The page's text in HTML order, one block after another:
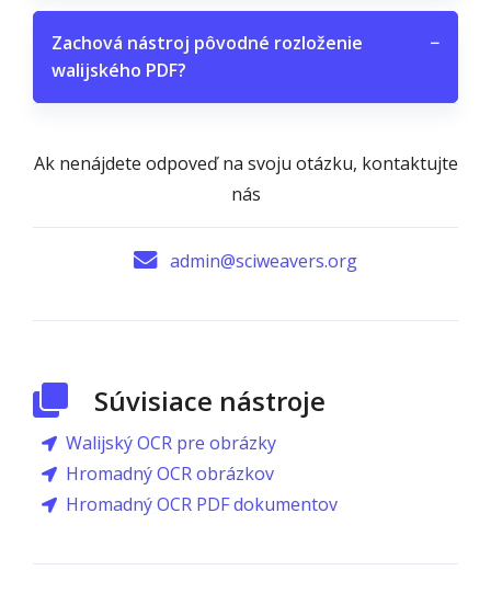
Zachová nástroj pôvodné rozloženie
walijského PDF?
−
Ak nenájdete odpoveď na svoju otázku, kontaktujte
nás
admin@sciweavers.org
Súvisiace nástroje
Walijský OCR pre obrázky
Hromadný OCR obrázkov
Hromadný OCR PDF dokumentov